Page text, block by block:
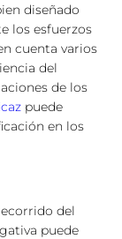
diseñado
los esfuerzos
cuenta varios
del
de los
puede
en los
del
puede